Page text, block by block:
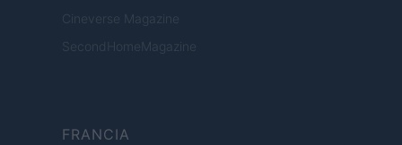
Cineverse Magazine
SecondHomeMagazine
FRANCIA